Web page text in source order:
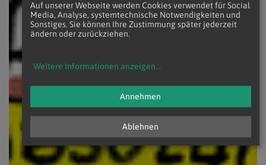
Auf unserer Webseite werden Cookies verwendet für Social
Media, Analyse, systemtechnische Notwendigkeiten und
Sonstiges. Sie können Ihre Zustimmung später jederzeit
ändern oder zurückziehen.
Weitere Informationen anzeigen...
Ablehnen
Annehmen